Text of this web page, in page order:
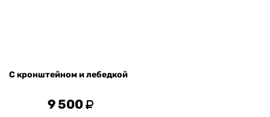
С кронштейном и лебедкой
9 500